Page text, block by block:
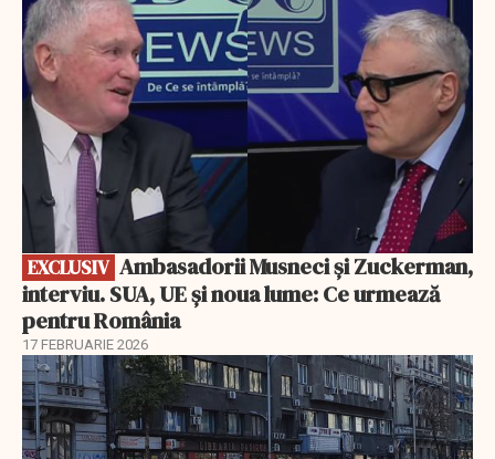
EXCLUSIV
interviu. SUA, UE și noua lume: Ce urmează
pentru România
17 FEBRUARIE 2026